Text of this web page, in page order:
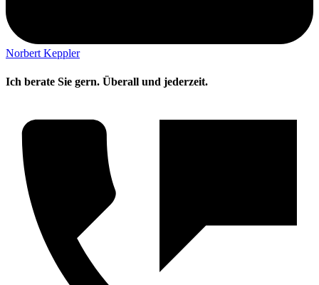
Norbert Keppler
Ich berate Sie gern. Überall und jederzeit.